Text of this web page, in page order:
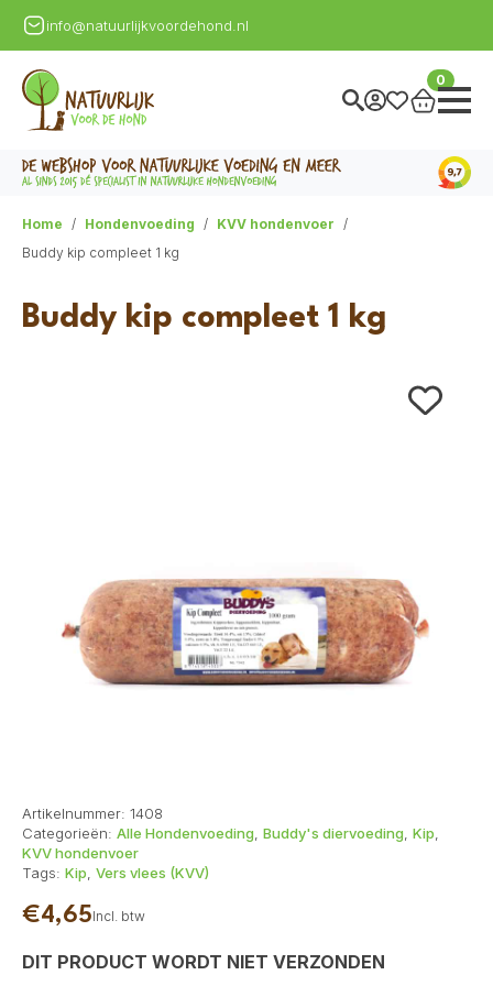
info@natuurlijkvoordehond.nl
0
Home Hondenvoeding
KVV hondenvoer
Buddy kip compleet 1 kg
Buddy kip compleet 1 kg
Artikelnummer: 1408
Categorieën: Alle Hondenvoeding, Buddy's diervoeding, Kip,
KVV hondenvoer
Tags: Kip, Vers vlees (KVV)
€4,65Incl. btw
DIT PRODUCT WORDT NIET VERZONDEN